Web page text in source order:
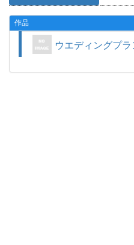
作品
ウエディングプ